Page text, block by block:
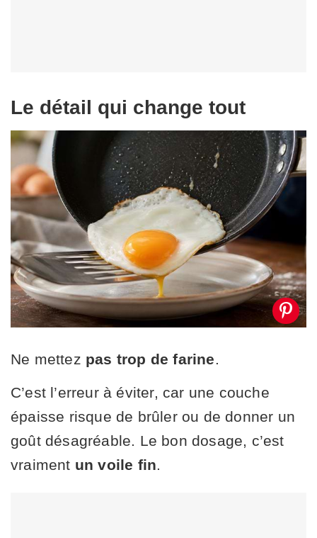
Le détail qui change tout
Ne mettez pas trop de farine.
C’est l’erreur à éviter, car une couche
épaisse risque de brûler ou de donner un
goût désagréable. Le bon dosage, c’est
vraiment un voile fin.